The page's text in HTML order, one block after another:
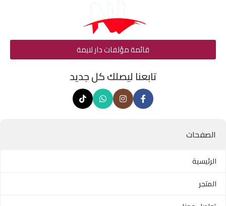
قائمة مؤلفات دار لايمة
تابعنا ليصلك كل جديد
الصفحات
الرئيسية
المتجر